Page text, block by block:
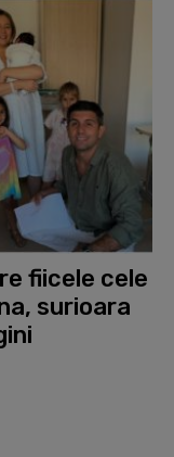
fiicele cele
surioara